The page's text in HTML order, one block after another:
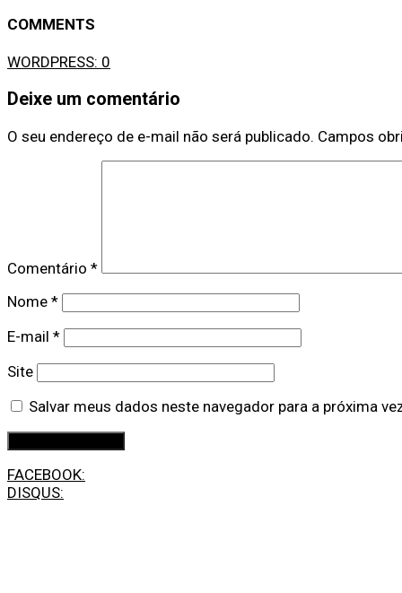
COMMENTS
WORDPRESS: 0
Deixe um comentário
O seu endereço de e-mail não será publicado. Campos
Comentário *
Nome *
E-mail *
Site
Salvar meus dados neste navegador para a próxima
FACEBOOK:
DISQUS: